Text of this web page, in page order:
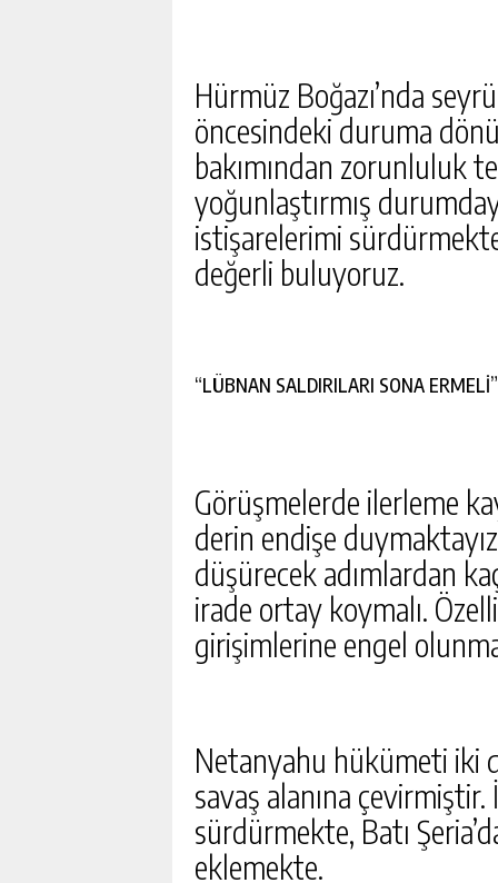
Hürmüz Boğazı’nda
öncesindeki duruma
bakımından zorunluluk
yoğunlaştırmış
istişarelerimi
değerli buluyoruz.
“LÜBNAN SALDIRILARI SONA ERMELİ”
Görüşmelerde ilerleme
derin endişe
düşürecek adımlardan
irade ortay koymalı.
girişimlerine engel
Netanyahu hükümeti iki
savaş alanına çevirmiştir.
sürdürmekte, Batı
eklemekte.